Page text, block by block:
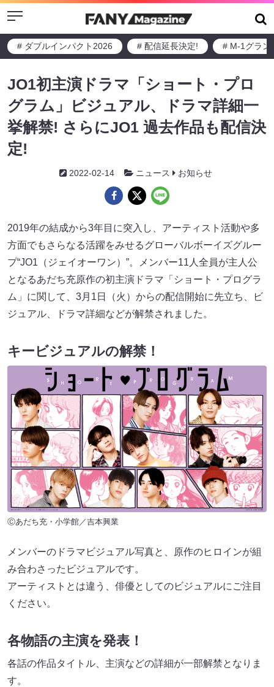
Menu
# ダブルインパクト2026 # 配信延長決定! # M-1グラン
JO1初主演ドラマ「ショート・プロ
グラム」ビジュアル、ドラマ詳細一
挙解禁! さらにJO1 過去作品も配信決
定!
2022-02-14 ニュース お知らせ
2019年の結成から3年目に突入し、アーティスト活動や多
方面でもさらなる活躍をみせるグローバルボーイズグルー
プ“JO1（ジェイオーワン）”。メンバー11人全員が主人公
となるあだち充原作の初主演ドラマ「ショート・プログラ
ム」に関して、3月1日（火）からの配信開始に先立ち、ビ
ジュアル、ドラマ詳細などが解禁されました。
キービジュアルの解禁！
Ⓒあだち充・小学館／吉本興業
メンバーのドラマビジュアル写真と、原作のヒロインが組
み合わさったビジュアルです。
アーティストとは違う、俳優としてのビジュアルにご注目
ください。
各物語の主演を発表！
各話の作品タイトル、主演などの詳細が一部解禁となりま
す。